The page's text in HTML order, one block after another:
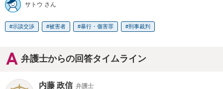
サトウ さん
示談交渉 被害者 暴行・傷害罪 刑事裁判
弁護士からの回答タイムライン
内藤 政信 弁護士